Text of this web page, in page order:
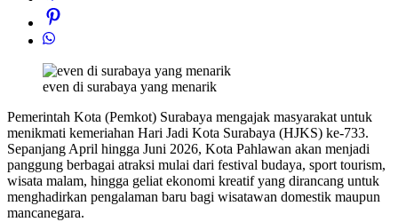
even di surabaya yang menarik
Pemerintah Kota (Pemkot) Surabaya mengajak masyarakat untuk
menikmati kemeriahan Hari Jadi Kota Surabaya (HJKS) ke-733.
Sepanjang April hingga Juni 2026, Kota Pahlawan akan menjadi
panggung berbagai atraksi mulai dari festival budaya, sport tourism,
wisata malam, hingga geliat ekonomi kreatif yang dirancang untuk
menghadirkan pengalaman baru bagi wisatawan domestik maupun
mancanegara.